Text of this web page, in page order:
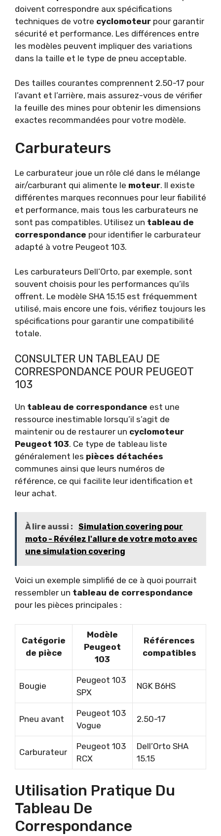
doivent correspondre aux spécifications
techniques de votre cyclomoteur pour garantir
sécurité et performance. Les différences entre
les modèles peuvent impliquer des variations
dans la taille et le type de pneu acceptable.
Des tailles courantes comprennent 2.50-17 pour
l’avant et l’arrière, mais assurez-vous de vérifier
la feuille des mines pour obtenir les dimensions
exactes recommandées pour votre modèle.
Carburateurs
Le carburateur joue un rôle clé dans le mélange
air/carburant qui alimente le moteur. Il existe
différentes marques reconnues pour leur fiabilité
et performance, mais tous les carburateurs ne
sont pas compatibles. Utilisez un tableau de
correspondance pour identifier le carburateur
adapté à votre Peugeot 103.
Les carburateurs Dell’Orto, par exemple, sont
souvent choisis pour les performances qu’ils
offrent. Le modèle SHA 15.15 est fréquemment
utilisé, mais encore une fois, vérifiez toujours les
spécifications pour garantir une compatibilité
totale.
CONSULTER UN TABLEAU DE
CORRESPONDANCE POUR PEUGEOT
103
Un tableau de correspondance est une
ressource inestimable lorsqu’il s’agit de
maintenir ou de restaurer un cyclomoteur
Peugeot 103. Ce type de tableau liste
généralement les pièces détachées
communes ainsi que leurs numéros de
référence, ce qui facilite leur identification et
leur achat.
À lire aussi :
Simulation covering pour
moto - Révélez l'allure de votre moto avec
une simulation covering
Voici un exemple simplifié de ce à quoi pourrait
ressembler un tableau de correspondance
pour les pièces principales :
Catégorie
de pièce
Modèle
Peugeot
103
Références
compatibles
Bougie
Peugeot 103
SPX
NGK B6HS
Pneu avant
Peugeot 103
Vogue
2.50-17
Carburateur
Peugeot 103
RCX
Dell’Orto SHA
15.15
Utilisation Pratique Du
Tableau De
Correspondance